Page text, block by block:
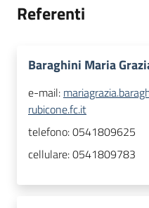
Referenti
Baraghini Maria
e-mail:
rubicone.fc.it
telefono:0541809625
cellulare:0541809783